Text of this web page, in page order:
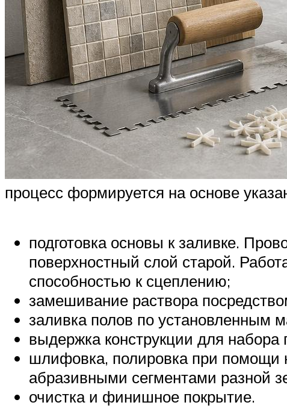
процесс формируется на основе
подготовка основы к заливке.
поверхностный слой старой.
способностью к сцеплению;
замешивание раствора
заливка полов по установленным
выдержка конструкции для набора
шлифовка, полировка при
абразивными сегментами разной
очистка и финишное покрытие.